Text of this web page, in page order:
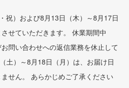
祝）および8月13日（木）～8月17日
させていただきます。 休業期間中
問い合わせへの返信業務を休止して
土）～8月18日（月）は、お届け日
せん。 あらかじめご了承ください